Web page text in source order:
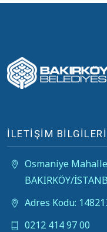
İLETİŞİM BİLGİLERİ
Osmaniye
BAKIRKÖY/
Adres Kodu:
0212 414 97 00